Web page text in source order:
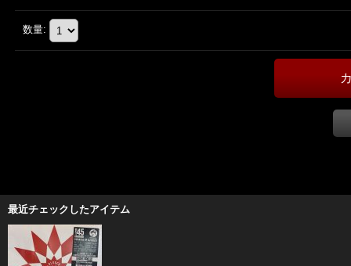
数量:
最近チェックしたアイテム